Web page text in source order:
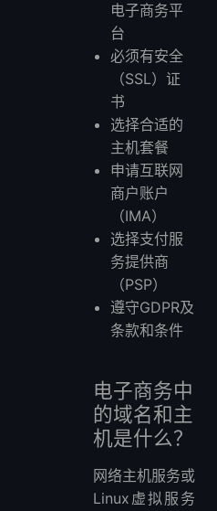
电子商务平
台
必须有安全
（SSL）证
书
选择合适的
主机套餐
申请互联网
商户账户
（IMA）
选择支付服
务提供商
（PSP）
遵守GDPR及
条款和条件
电子商务中
的域名和主
机是什么？
网络主机服务或
Linux虚拟服务